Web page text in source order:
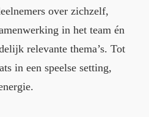
over zichzelf,
in het team én
relevante thema’s. Tot
in een speelse setting,